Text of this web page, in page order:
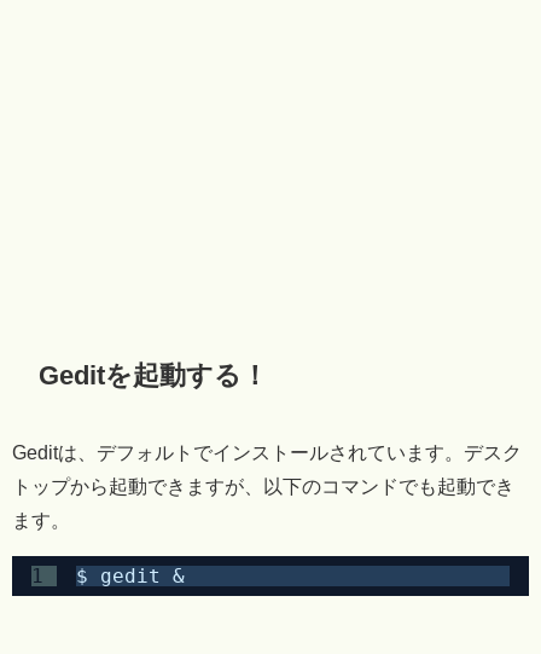
Geditを起動する！
Geditは、デフォルトでインストールされています。デスク
トップから起動できますが、以下のコマンドでも起動でき
ます。
1 $ gedit &